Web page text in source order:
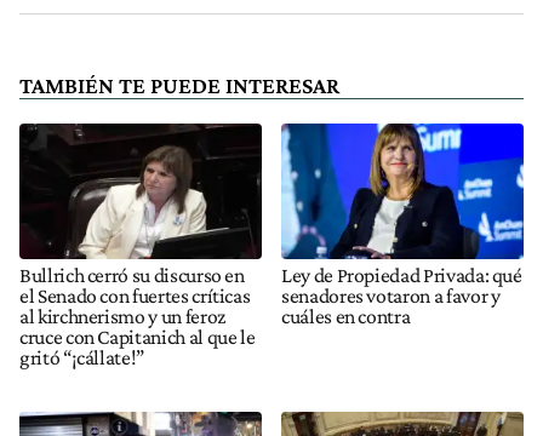
TAMBIÉN TE PUEDE INTERESAR
Bullrich cerró su discurso en
el Senado con fuertes críticas
al kirchnerismo y un feroz
cruce con Capitanich al que le
gritó “¡cállate!”
Ley de Propiedad Privada: qué
senadores votaron a favor y
cuáles en contra